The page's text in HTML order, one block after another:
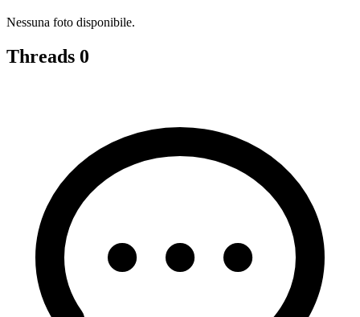
Nessuna foto disponibile.
Threads 0